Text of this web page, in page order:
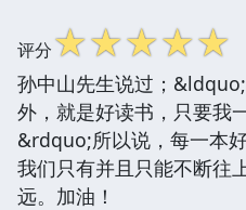
评分☆☆☆☆☆
孙中山先生说过；
外，就是好读书，只要我
&rdquo;所以说，每一本
我们只有并且只能不断往
远。加油！